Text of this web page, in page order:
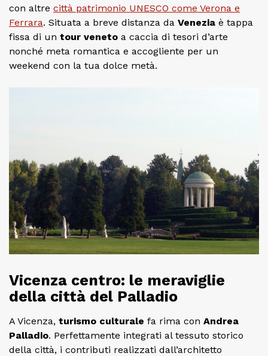
con altre città patrimonio UNESCO come Verona e
Ferrara. Situata a breve distanza da Venezia è tappa
fissa di un tour veneto a caccia di tesori d’arte
nonché meta romantica e accogliente per un
weekend con la tua dolce metà.
Vicenza centro: le meraviglie
della città del Palladio
A Vicenza, turismo culturale fa rima con Andrea
Palladio. Perfettamente integrati al tessuto storico
della città, i contributi realizzati dall’architetto